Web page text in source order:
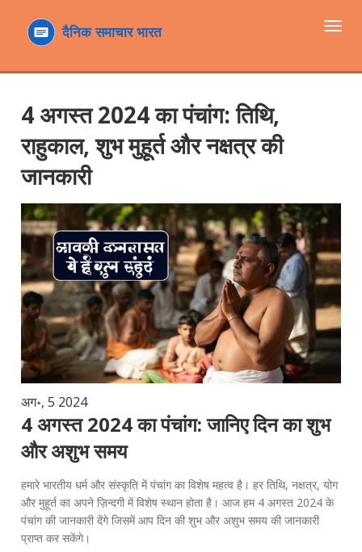
टॉगल
4 अगस्त 2024 का पंचांग: तिथि,
राहुकाल, शुभ मुहूर्त और नक्षत्र की
जानकारी
अग॰, 5 2024
4 अगस्त 2024 का पंचांग: जानिए दिन का शुभ
और अशुभ समय
हमारे भारतीय धर्म और संस्कृति में पंचांग का विशेष महत्व है। हर तिथि, नक्षत्र, योग
और मुहूर्त का अपने ज़िन्दगी में विशेष स्थान होता है। आज हम 4 अगस्त 2024 के
पंचांग की जानकारी देंगे जिसमें आप दिन की शुभ और अशुभ समय की जानकारी
प्राप्त कर सकेंगे।